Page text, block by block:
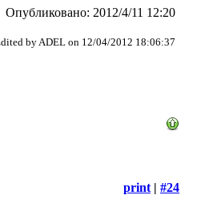
Опубликовано: 2012/4/11 12:20
by ADEL on 12/04/2012 18:06:37
print | #24